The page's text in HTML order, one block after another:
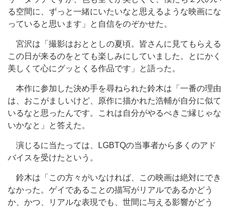
る空間に、ずっと一緒にいたいなと思えるような映画にな
っていると思います」と自信をのぞかせた。
宮沢は「撮影はおととしの夏頃。皆さんに見てもらえる
この日が来るのをとても楽しみにしていました。とにかく
美しくて心にグッとくる作品です」と語った。
本作に参加した決め手を尋ねられた鈴木は「一番の理由
は、おこがましいけど、原作に描かれた浩輔が自分に似て
いるなと思ったんです。これは自分がやるべきご縁じゃな
いかなと」と答えた。
演じるに当たっては、LGBTQの当事者から多くのアド
バイスを受けたという。
鈴木は「この方々がいなければ、この映画は絶対にでき
なかった。ゲイであることの描写がリアルであるかどう
か、かつ、リアルな表現でも、世間に与える影響がどう